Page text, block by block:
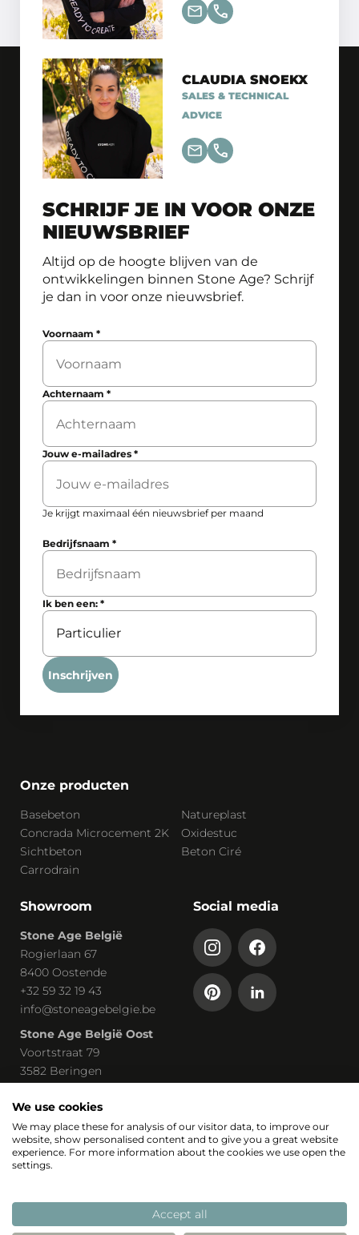
CLAUDIA SNOEKX
SALES & TECHNICAL
ADVICE
SCHRIJF JE IN VOOR ONZE
NIEUWSBRIEF
Altijd op de hoogte blijven van de
ontwikkelingen binnen Stone Age? Schrijf
je dan in voor onze nieuwsbrief.
Voornaam*
Achternaam*
Jouw e-mailadres*
Je krijgt maximaal één nieuwsbrief per maand
Bedrijfsnaam*
Ik ben een:*
Inschrijven
Onze producten
Basebeton
Natureplast
Concrada Microcement 2K
Oxidestuc
Sichtbeton
Beton Ciré
Carrodrain
Showroom
Stone Age België
Rogierlaan 67
8400 Oostende
+32 59 32 19 43
info@stoneagebelgie.be
Stone Age België Oost
Voortstraat 79
3582 Beringen
claudia@stoneagebelgie.be
Social media
Onderdeel van
We use cookies
We may place these for analysis of our visitor data, to improve our
website, show personalised content and to give you a great website
experience. For more information about the cookies we use open the
settings.
Accept all